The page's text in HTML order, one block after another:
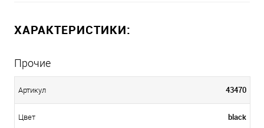
ХАРАКТЕРИСТИКИ:
Прочие
Артикул 43470
Цвет black